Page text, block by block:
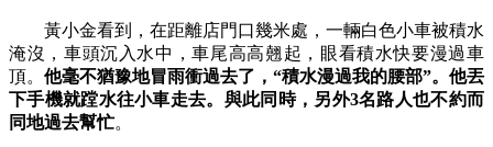
黃小金看到，在距離店門口幾米處，一輛白色小車被積水
淹沒，車頭沉入水中，車尾高高翹起，眼看積水快要漫過車
頂。 他毫不猶豫地冒雨衝過去了，“積水漫過我的腰部”。他丟
下手機就蹚水往小車走去。與此同時，另外3名路人也不約而
同地過去幫忙。